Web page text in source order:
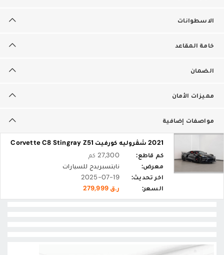
الاسطوانات
خامة المقاعد
الضمان
مميزات الأمان
مواصفات إضافية
2021 شڤروليه كورفيت Corvette C8 Stingray Z51
كم قاطع:
27,300 كم
معرض:
نايتسبريدج للسيارات
اخر تحديث:
2025-07-19
السعر:
ر.ق 279,999